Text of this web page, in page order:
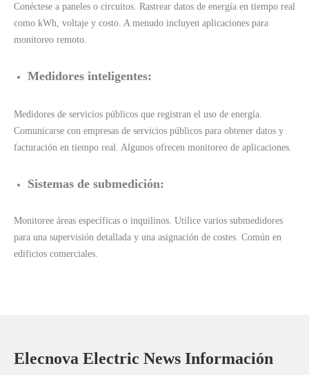
Conéctese a paneles o circuitos. Rastrear datos de energía en tiempo real
como kWh, voltaje y costo. A menudo incluyen aplicaciones para
monitoreo remoto.
Medidores inteligentes:
Medidores de servicios públicos que registran el uso de energía.
Comunicarse con empresas de servicios públicos para obtener datos y
facturación en tiempo real. Algunos ofrecen monitoreo de aplicaciones.
Sistemas de submedición:
Monitoree áreas específicas o inquilinos. Utilice varios submedidores
para una supervisión detallada y una asignación de costes. Común en
edificios comerciales.
Elecnova Electric News Información